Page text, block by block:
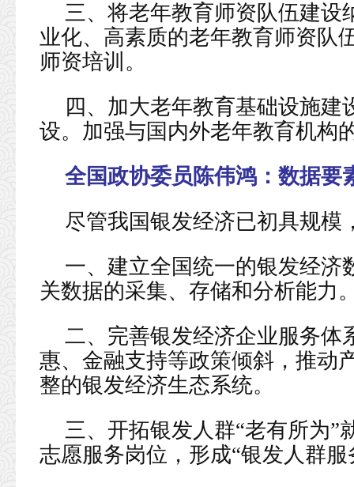
三、将老年教育师资队伍建设
业化、高素质的老年教育师资队
师资培训。
四、加大老年教育基础设施
设。加强与国内外老年教育机构
全国政协委员陈伟鸿： 数据要
尽管我国银发经济已初具规
一、建立全国统一的银发经济
关数据的采集、存储和分析能力
二、完善银发经济企业服务体
惠、金融支持等政策倾斜，推动
整的银发经济生态系统。
三、开拓银发人群“老有所为”
志愿服务岗位，形成“银发人群